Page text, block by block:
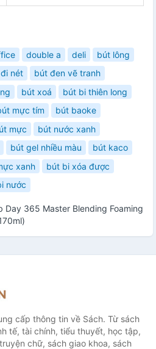
double a deli
bút lông
nét
bút đen vẽ tranh
bút xoá
bút bi thiên long
mực tím
bút baoke
mực
bút nước xanh
bút gel nhiều màu
bút kaco
xanh
bút bi xóa được
nước
Day 365 Master Blending Foaming
cấp thông tin về Sách. Từ sách
tế, tài chính, tiểu thuyết, học tập,
chữ, sách giao khoa, sách